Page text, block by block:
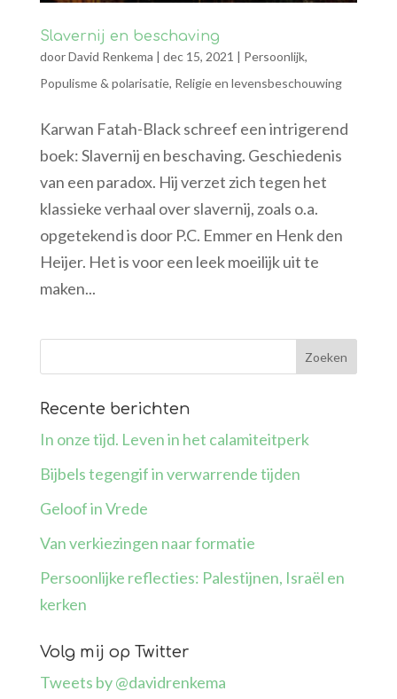
Slavernij en beschaving
doorDavid Renkema dec 15, 2021 Persoonlijk,
Populisme & polarisatie, Religie en levensbeschouwing
Karwan Fatah-Black schreef een intrigerend
boek: Slavernij en beschaving. Geschiedenis
van een paradox. Hij verzet zich tegen het
klassieke verhaal over slavernij, zoals o.a.
opgetekend is door P.C. Emmer en Henk den
Heijer. Het is voor een leek moeilijk uit te
maken...
Recente berichten
In onze tijd. Leven in het calamiteitperk
Bijbels tegengif in verwarrende tijden
Geloof in Vrede
Van verkiezingen naar formatie
Persoonlijke reflecties: Palestijnen, Israël en
kerken
Volg mij op Twitter
Tweets by @davidrenkema